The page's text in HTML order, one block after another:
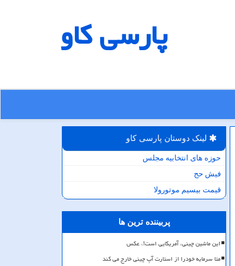
پارسی كاو
لینک دوستان پارسی كاو
حوزه های انتخابیه مجلس
فیش حج
قیمت بیسیم موتورولا
پربیننده ترین ها
این ماشین چینی، آمریکایی است!، عکس
متا سرمایه خودرا از استارت آپ چینی خارج می کند